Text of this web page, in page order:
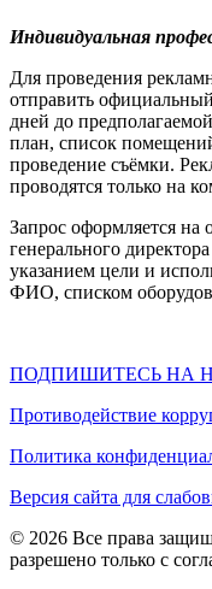
Индивидуальная
Для проведения
отправить
дней до
план, список
проведение съёмки.
проводятся только на
Запрос оформляется
генерального
указанием цели и
ФИО, списком
ПОДПИШИТЕСЬ НА
Противодействие
Политика
Версия сайта для
© 2026 Все права
разрешено только с